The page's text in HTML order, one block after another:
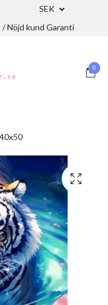
SEK
Nöjd kund Garanti
0